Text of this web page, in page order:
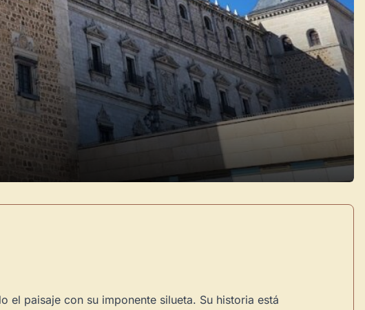
paisaje con su imponente silueta. Su historia está